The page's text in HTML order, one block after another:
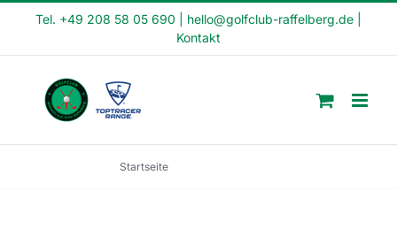
Tel. +49 208 58 05 690 hello@golfclub-raffelberg.de
Kontakt
Startseite